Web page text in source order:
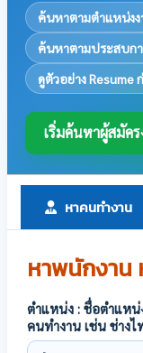
ค้นหาตามตำแหน่งง
ค้นหาตามประสบก
ดูตัวอย่าง Resume
เริ่มค้นหาผู้สมัค
หาคนทำงาน
หาพนักงาน
ตำแหน่ง : ชื่อตำแหน่
คนทำงาน เช่น ช่างไ